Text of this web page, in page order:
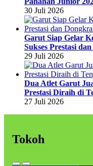
30 Juli 2026
Garut Siap Gelar
Sukses Prestasi
29 Juli 2026
Dua Atlet Garut
Prestasi Diraih di
27 Juli 2026
Tokoh